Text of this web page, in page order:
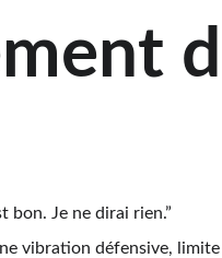
bon. Je ne dirai rien.”
vibration défensive,